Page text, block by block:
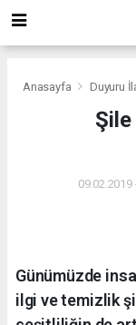
Anasayfa Duyuru
09.02.2019
Günümüzde
ilgi ve temizlik